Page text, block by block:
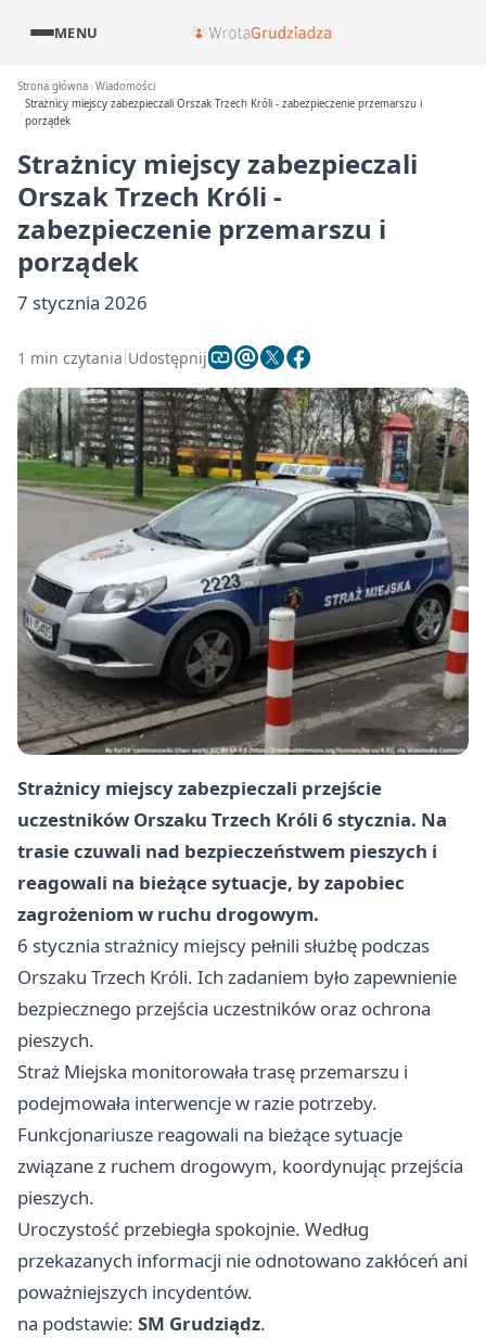
MENU
Strona główna Wiadomości
Strażnicy miejscy zabezpieczali Orszak Trzech Króli - zabezpieczenie przemarszu i
porządek
Strażnicy miejscy zabezpieczali
Orszak Trzech Króli -
zabezpieczenie przemarszu i
porządek
7 stycznia 2026
1 min czytania Udostępnij
Strażnicy miejscy zabezpieczali przejście
uczestników Orszaku Trzech Króli 6 stycznia. Na
trasie czuwali nad bezpieczeństwem pieszych i
reagowali na bieżące sytuacje, by zapobiec
zagrożeniom w ruchu drogowym.
6 stycznia strażnicy miejscy pełnili służbę podczas
Orszaku Trzech Króli. Ich zadaniem było zapewnienie
bezpiecznego przejścia uczestników oraz ochrona
pieszych.
Straż Miejska monitorowała trasę przemarszu i
podejmowała interwencje w razie potrzeby.
Funkcjonariusze reagowali na bieżące sytuacje
związane z ruchem drogowym, koordynując przejścia
pieszych.
Uroczystość przebiegła spokojnie. Według
przekazanych informacji nie odnotowano zakłóceń ani
poważniejszych incydentów.
na podstawie: SM Grudziądz.